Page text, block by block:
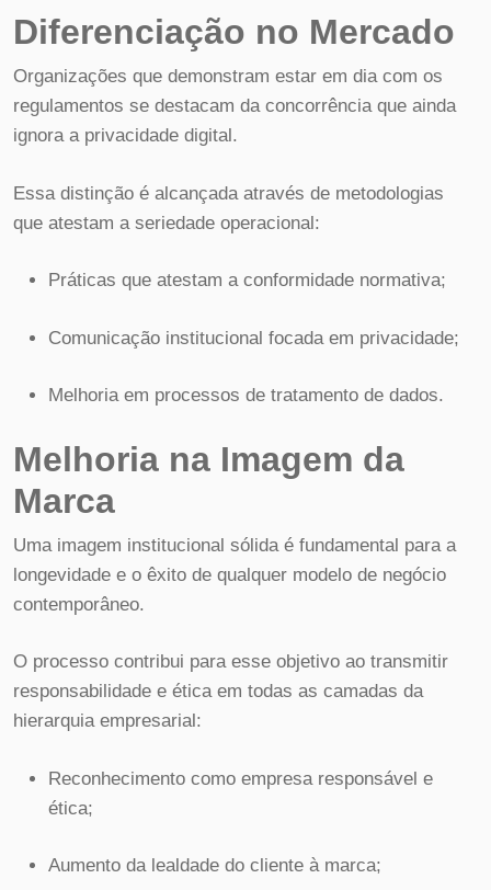
Diferenciação no Mercado
Organizações que demonstram estar em dia com os
regulamentos se destacam da concorrência que ainda
ignora a privacidade digital.
Essa distinção é alcançada através de metodologias
que atestam a seriedade operacional:
Práticas que atestam a conformidade normativa;
Comunicação institucional focada em privacidade;
Melhoria em processos de tratamento de dados.
Melhoria na Imagem da
Marca
Uma imagem institucional sólida é fundamental para a
longevidade e o êxito de qualquer modelo de negócio
contemporâneo.
O processo contribui para esse objetivo ao transmitir
responsabilidade e ética em todas as camadas da
hierarquia empresarial:
Reconhecimento como empresa responsável e
ética;
Aumento da lealdade do cliente à marca;